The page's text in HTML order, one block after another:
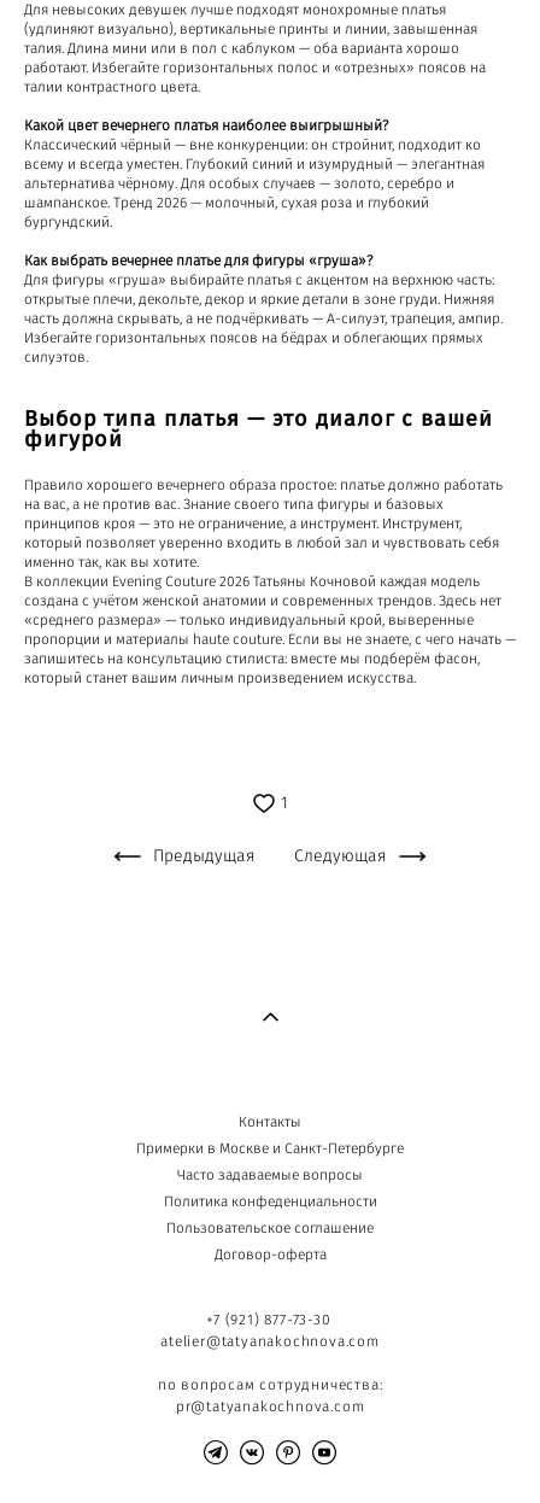
Для невысоких девушек лучше подходят монохромные платья
(удлиняют визуально), вертикальные принты и линии, завышенная
талия. Длина мини или в пол с каблуком — оба варианта хорошо
работают. Избегайте горизонтальных полос и «отрезных» поясов на
талии контрастного цвета.
Какой цвет вечернего платья наиболее выигрышный?
Классический чёрный — вне конкуренции: он стройнит, подходит ко
всему и всегда уместен. Глубокий синий и изумрудный — элегантная
альтернатива чёрному. Для особых случаев — золото, серебро и
шампанское. Тренд 2026 — молочный, сухая роза и глубокий
бургундский.
Как выбрать вечернее платье для фигуры «груша»?
Для фигуры «груша» выбирайте платья с акцентом на верхнюю часть:
открытые плечи, декольте, декор и яркие детали в зоне груди. Нижняя
часть должна скрывать, а не подчёркивать — А-силуэт, трапеция, ампир.
Избегайте горизонтальных поясов на бёдрах и облегающих прямых
силуэтов.
Выбор типа платья — это диалог с вашей
фигурой
Правило хорошего вечернего образа простое: платье должно работать
на вас, а не против вас. Знание своего типа фигуры и базовых
принципов кроя — это не ограничение, а инструмент. Инструмент,
который позволяет уверенно входить в любой зал и чувствовать себя
именно так, как вы хотите.
В коллекции Evening Couture 2026 Татьяны Кочновой каждая модель
создана с учётом женской анатомии и современных трендов. Здесь нет
«среднего размера» — только индивидуальный крой, выверенные
пропорции и материалы haute couture. Если вы не знаете, с чего начать —
запишитесь на консультацию стилиста: вместе мы подберём фасон,
который станет вашим личным произведением искусства.
1
Предыдущая Следующая
Контакты
Примерки в Москве и Санкт-Петербурге
Часто задаваемые вопросы
Политика конфеденциальности
Пользовательское соглашение
Договор-оферта
+7 (921) 877-73-30
atelier@tatyanakochnova.com
по вопросам сотрудничества:
pr@tatyanakochnova.com